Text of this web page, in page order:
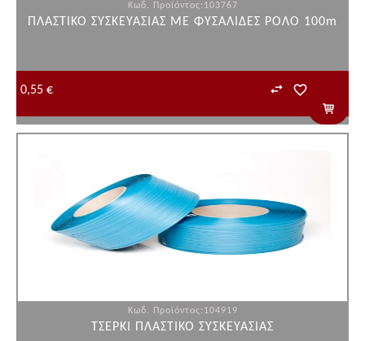
Κωδ. Προϊόντος:103767
ΠΛΑΣΤΙΚΟ ΣΥΣΚΕΥΑΣΙΑΣ ΜΕ ΦΥΣΑΛΙΔΕΣ ΡΟΛΟ 100m
0,55 €
Κωδ. Προϊόντος:104919
ΤΣΕΡΚΙ ΠΛΑΣΤΙΚΟ ΣΥΣΚΕΥΑΣΙΑΣ